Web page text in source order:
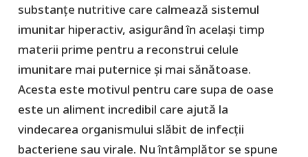
substanțe nutritive care calmează sistemul
imunitar hiperactiv, asigurând în același timp
materii prime pentru a reconstrui celule
imunitare mai puternice și mai sănătoase.
Acesta este motivul pentru care supa de oase
este un aliment incredibil care ajută la
vindecarea organismului slăbit de infecții
bacteriene sau virale. Nu întâmplător se spune